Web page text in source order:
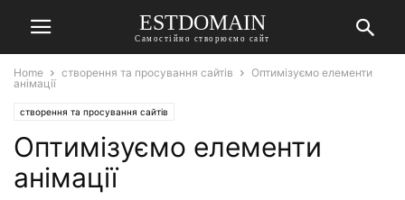
ESTDOMAIN
Самостійно створюємо сайт
Home створення та просування сайтів
Оптимізуємо елементи
анімації
створення та просування сайтів
Оптимізуємо елементи
анімації